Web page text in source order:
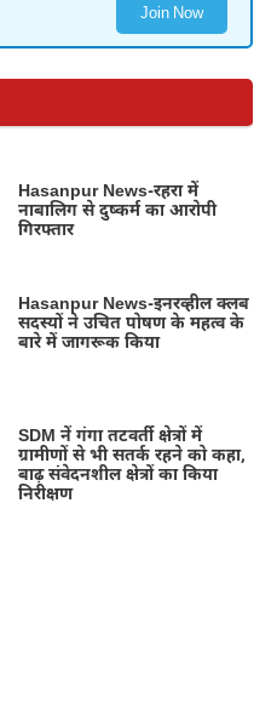
Join Now
Hasanpur News-रहरा में
नाबालिग से दुष्कर्म का आरोपी
गिरफ्तार
Hasanpur News-इनरव्हील क्लब
सदस्यों ने उचित पोषण के महत्व के
बारे में जागरूक किया
SDM नें गंगा तटवर्ती क्षेत्रों में
ग्रामीणों से भी सतर्क रहने को कहा,
बाढ़ संवेदनशील क्षेत्रों का किया
निरीक्षण